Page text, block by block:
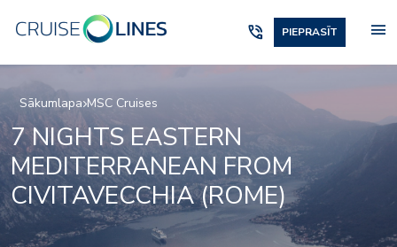
phone_in_talk PIEPRASĪT menu
Sākumlapa MSC Cruises
7 NIGHTS EASTERN
MEDITERRANEAN FROM
CIVITAVECCHIA (ROME)